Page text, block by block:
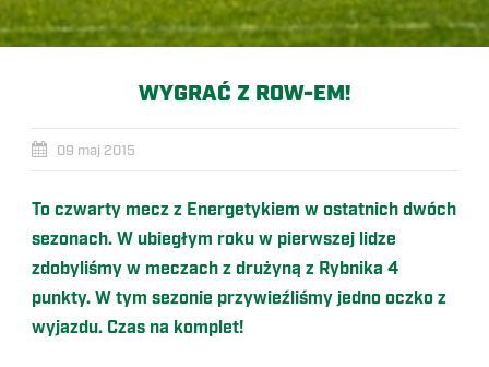
WYGRAĆ Z ROW-EM!
09 maj 2015
To czwarty mecz z Energetykiem w ostatnich dwóch
sezonach. W ubiegłym roku w pierwszej lidze
zdobyliśmy w meczach z drużyną z Rybnika 4
punkty. W tym sezonie przywieźliśmy jedno oczko z
wyjazdu. Czas na komplet!